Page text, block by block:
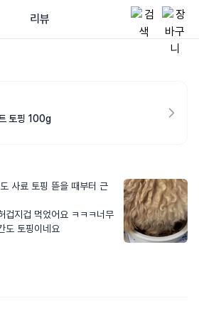
리뷰
토핑 100g
사료 토핑 뜯을 때부터 근
겁지겁 먹었어요 ㅋㅋㅋ너무
도 토핑이네요